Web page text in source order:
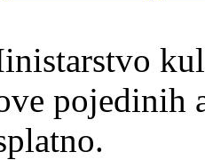
pojedinih